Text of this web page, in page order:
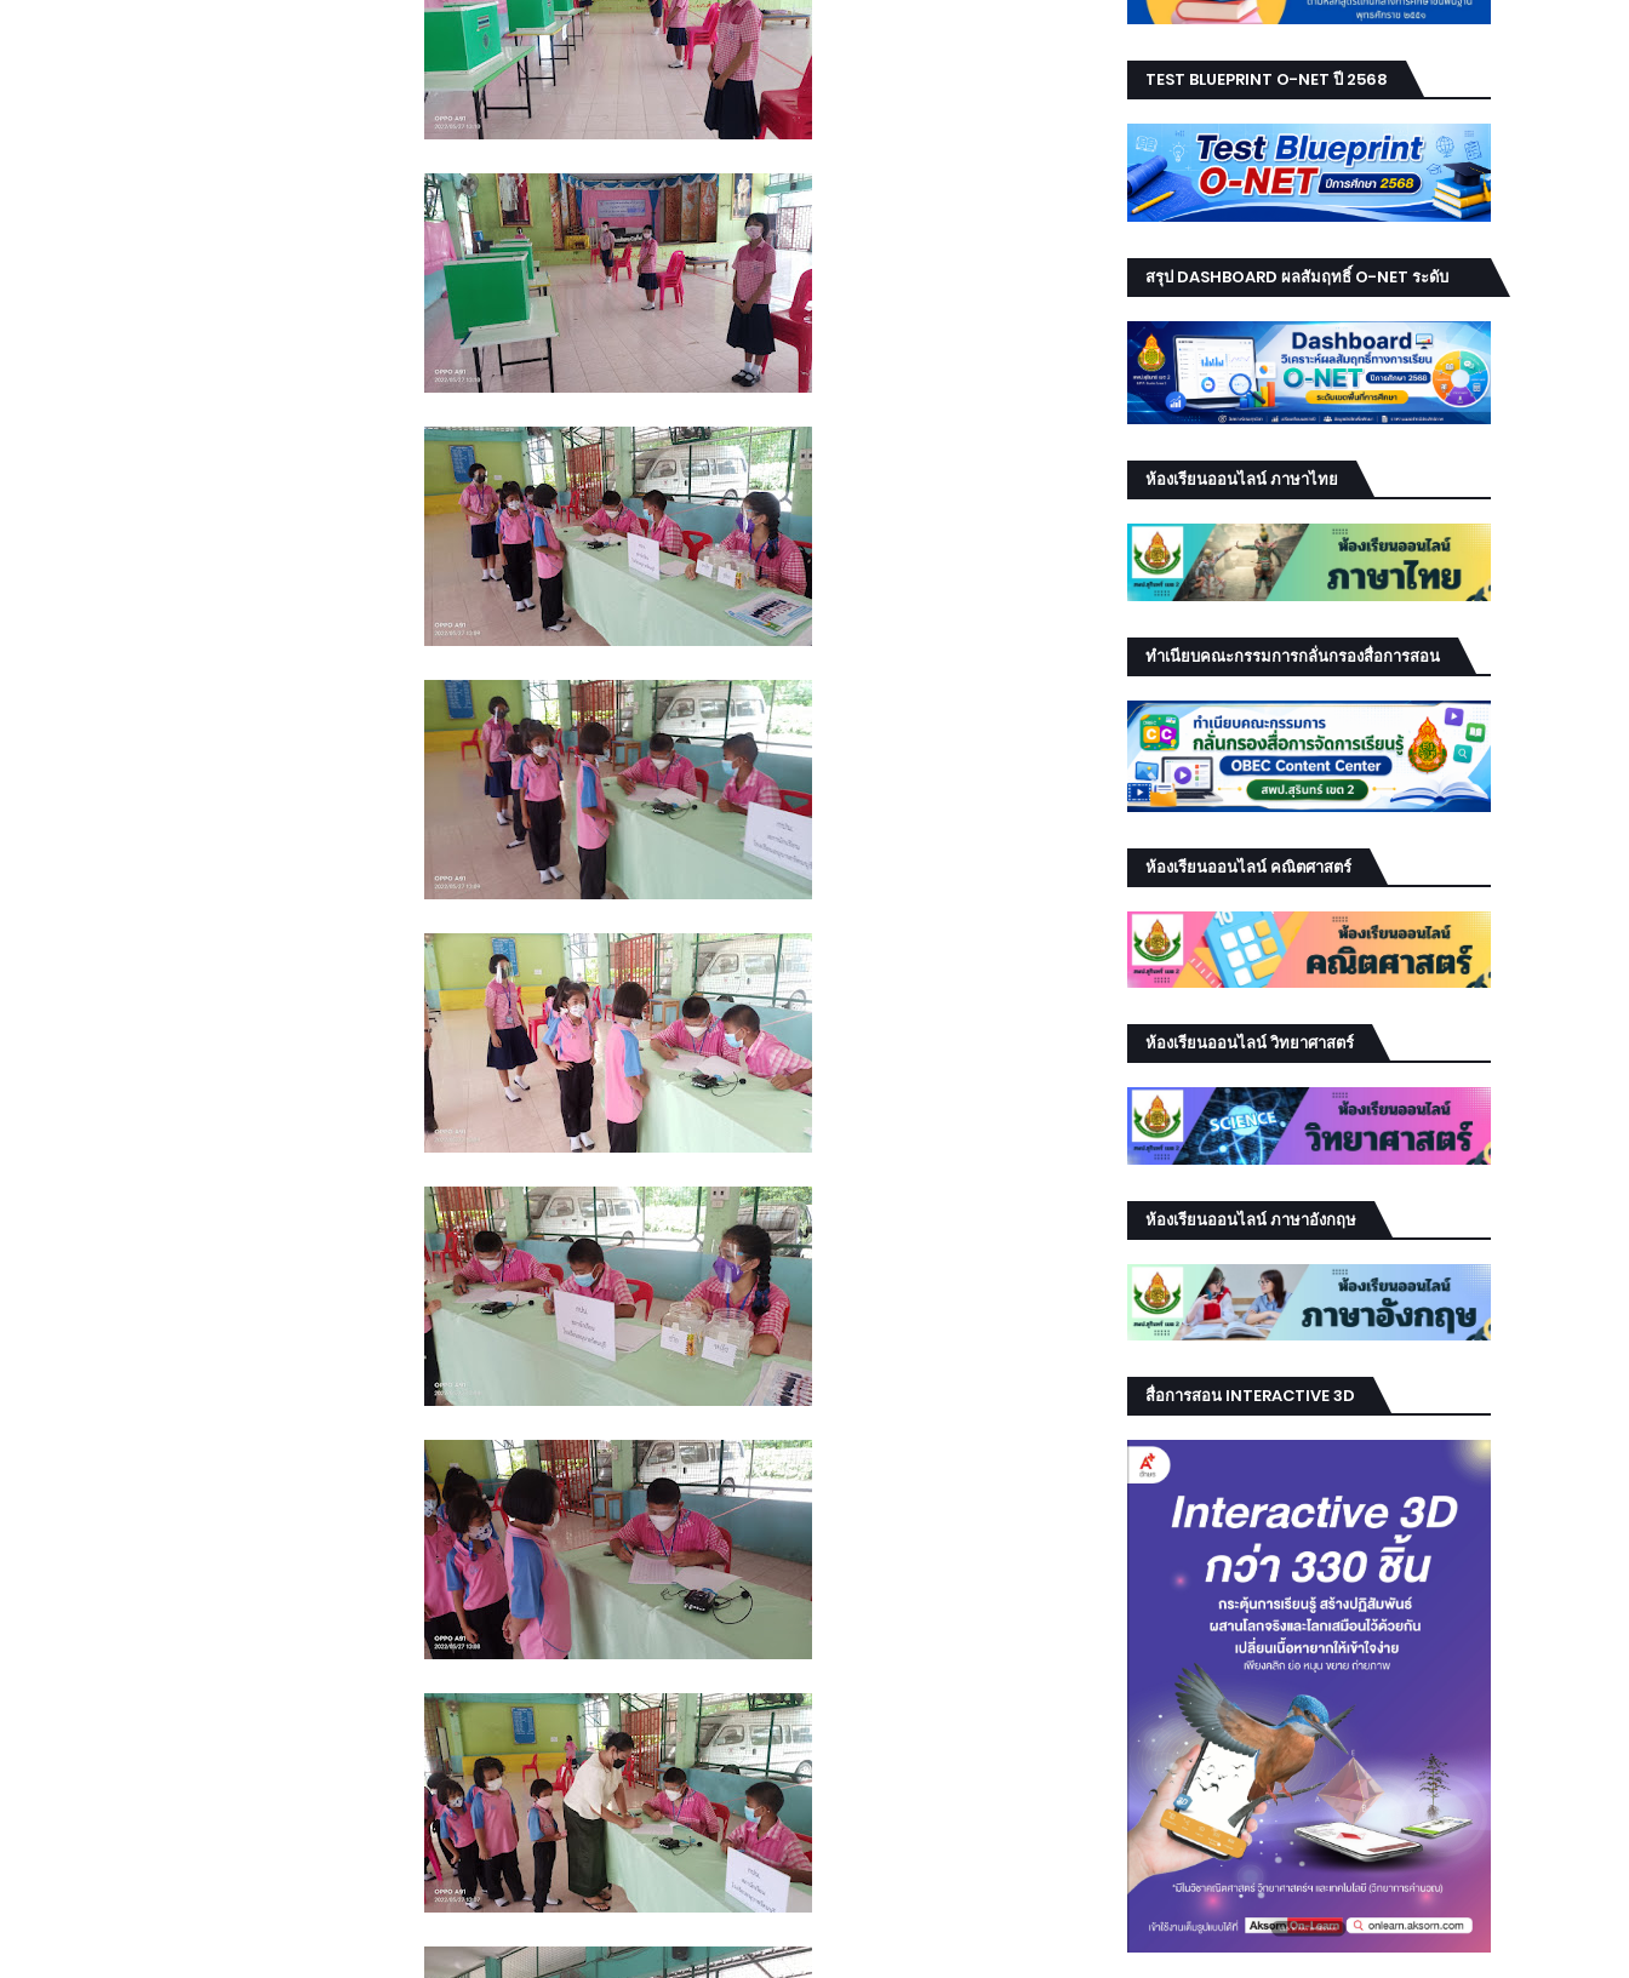
TEST BLUEPRINT O-NET ปี 2568
สรุป DASHBOARD ผลสัมฤทธิ์ O-NET ระดับ
เขต
ห้องเรียนออนไลน์ ภาษาไทย
ทำเนียบคณะกรรมการกลั่นกรองสื่อการสอน
ห้องเรียนออนไลน์ คณิตศาสตร์
ห้องเรียนออนไลน์ วิทยาศาสตร์
ห้องเรียนออนไลน์ ภาษาอังกฤษ
สื่อการสอน INTERACTIVE 3D